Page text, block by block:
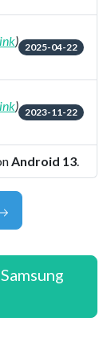
) 2025-04-22
) 2023-11-22
Android 13.